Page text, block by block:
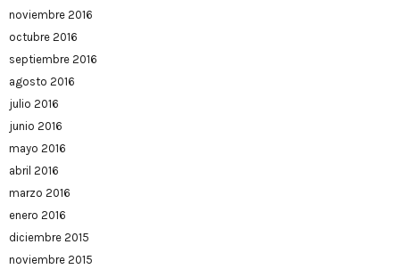
noviembre 2016
octubre 2016
septiembre 2016
agosto 2016
julio 2016
junio 2016
mayo 2016
abril 2016
marzo 2016
enero 2016
diciembre 2015
noviembre 2015